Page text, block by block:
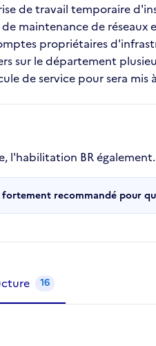
de travail temporaire
maintenance de
propriétaires
sur le département
de service pour sera mis
l'habilitation BR également.
recommandé pour
16